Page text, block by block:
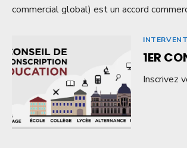
commercial global) est un accord
1ER
Inscrivez